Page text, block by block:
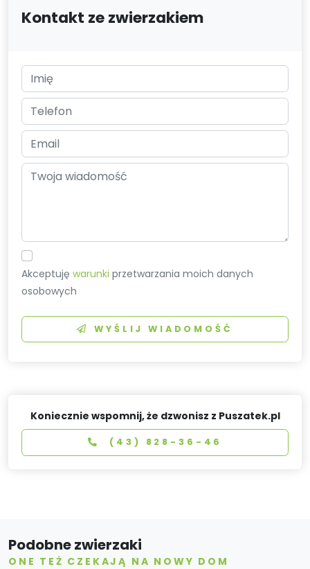
Kontakt ze zwierzakiem
Akceptujęwarunki przetwarzania moich danych
osobowych
WYŚLIJ WIADOMOŚĆ
Koniecznie wspomnij, że dzwonisz z Puszatek.pl
(43) 828-36-46
Podobne zwierzaki
ONE TEŻ CZEKAJĄ NA NOWY DOM